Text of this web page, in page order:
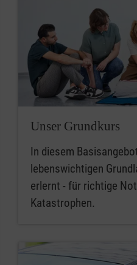
Unser Grundkurs
In diesem
lebenswichtigen
erlernt - für richtige
Katastrophen.